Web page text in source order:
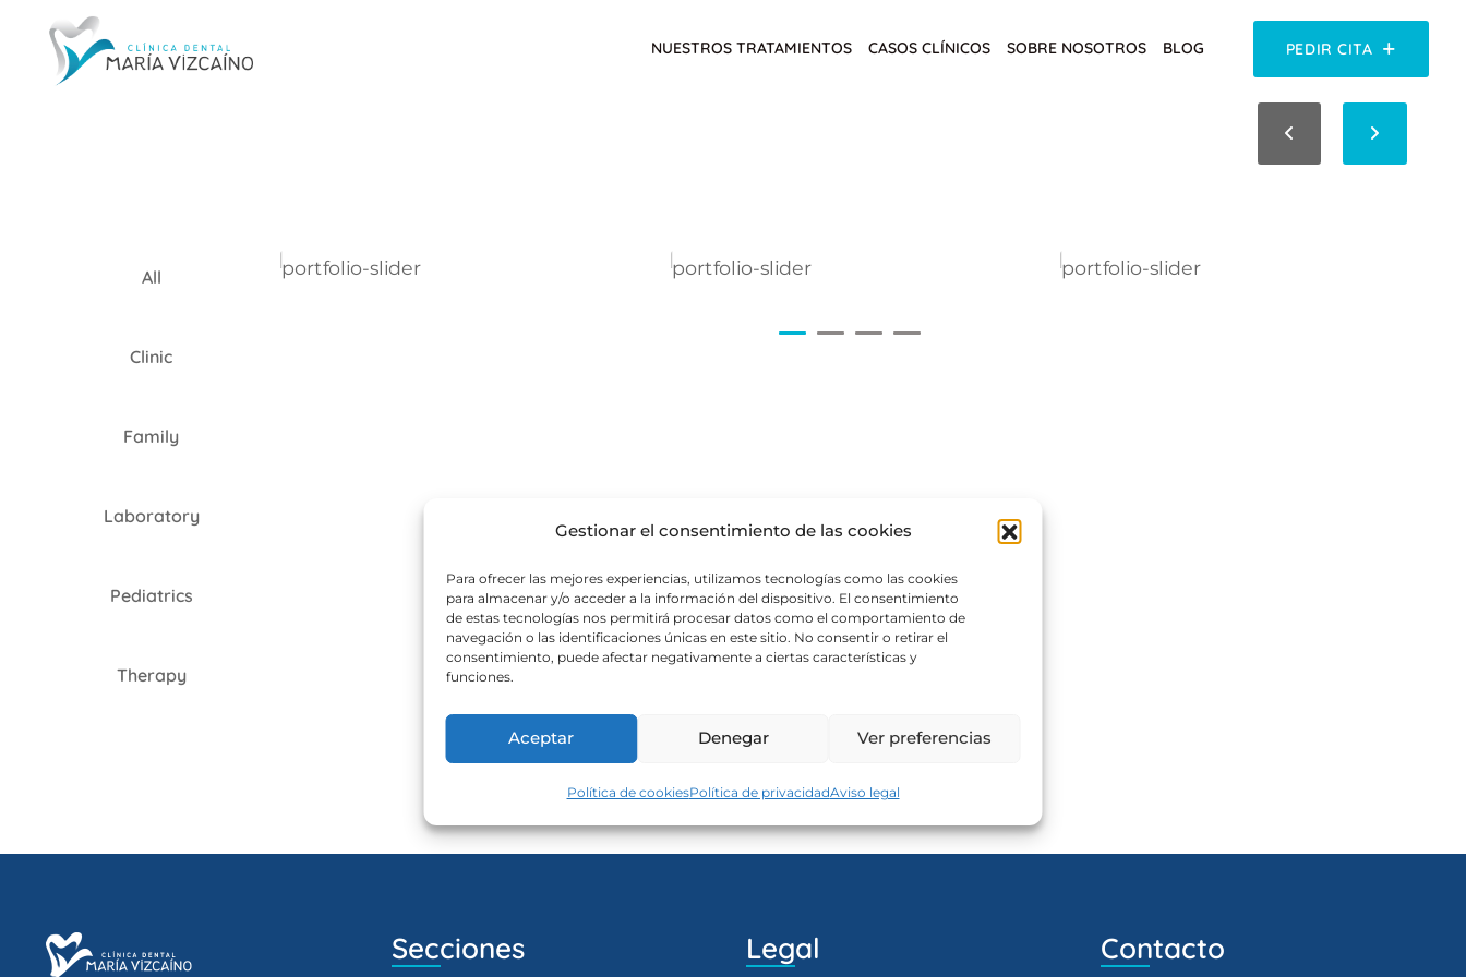
Gestionar el consentimiento de las cookies
Para ofrecer las mejores experiencias, utilizamos tecnologías como las cookies
para almacenar y/o acceder a la información del dispositivo. El consentimiento
de estas tecnologías nos permitirá procesar datos como el comportamiento de
navegación o las identificaciones únicas en este sitio. No consentir o retirar el
consentimiento, puede afectar negativamente a ciertas características y
funciones.
Aceptar Denegar Ver preferencias
Política de cookiesPolítica de privacidadAviso legal
NUESTROS TRATAMIENTOS CASOS CLÍNICOS SOBRE NOSOTROS BLOG PEDIR CITA
All
Clinic
Family
Laboratory
Pediatrics
Therapy
Secciones Legal Contacto